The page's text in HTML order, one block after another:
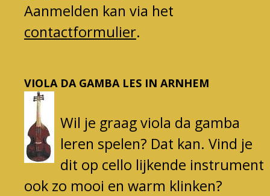
Aanmelden kan via het
contactformulier.
VIOLA DA GAMBA LES IN ARNHEM
Wil je graag viola da gamba
leren spelen? Dat kan. Vind je
dit op cello lijkende instrument
ook zo mooi en warm klinken?